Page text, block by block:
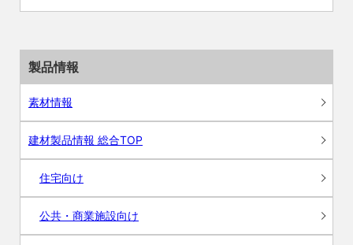
製品情報
素材情報
建材製品情報 総合TOP
住宅向け
公共・商業施設向け